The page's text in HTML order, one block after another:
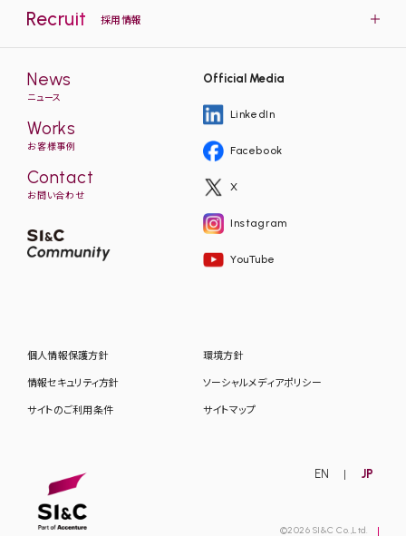
Recruit 採用情報
News
ニュース
Works
お客様事例
Contact
お問い合わせ
EN JP
Official Media
LinkedIn
Facebook
X
Instagram
YouTube
個人情報保護方針 環境方針
情報セキュリティ方針 ソーシャルメディアポリシー
サイトのご利用条件 サイトマップ
©2026 SI&C Co.,Ltd.